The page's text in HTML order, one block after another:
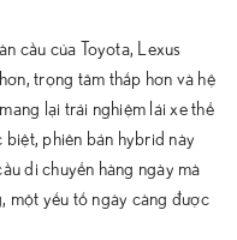
cầu của Toyota, Lexus
trọng tâm thấp hơn và hệ
lại trải nghiệm lái xe thể
phiên bản hybrid này
di chuyển hàng ngày mà
một yếu tố ngày càng được